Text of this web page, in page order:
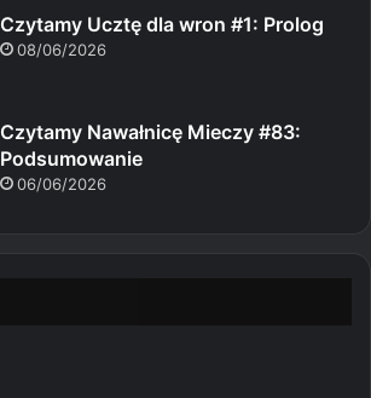
Czytamy Ucztę dla wron #1: Prolog
08/06/2026
Czytamy Nawałnicę Mieczy #83:
Podsumowanie
06/06/2026